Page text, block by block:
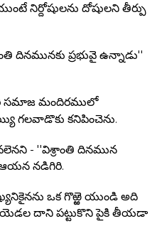
నిర్దోషులను దోషులని తీర్పు
దినమునకు ప్రభువై ఉన్నాడు''
సమాజ మందిరములో
గలవాడొకు కనిపించెను.
- ''విశ్రాంతి దినమున
నడిగిరి.
ఒక గొఱ్ఱె యుండి అది
దాని పట్టుకొని పైకి తీయడా